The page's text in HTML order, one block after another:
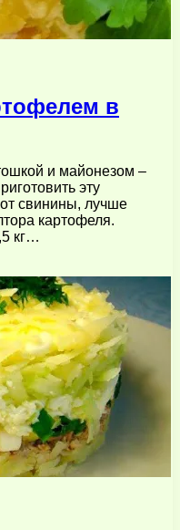
в
и майонезом –
эту
свинины, лучше
картофеля.
кг…